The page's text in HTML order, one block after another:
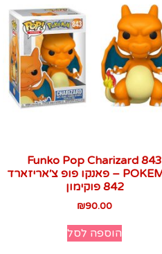
Funko Pop Charizard 843
POKEMON – פאנקו פופ צ׳אריזארד
842 פוקימון
₪90.00
הוספה לסל